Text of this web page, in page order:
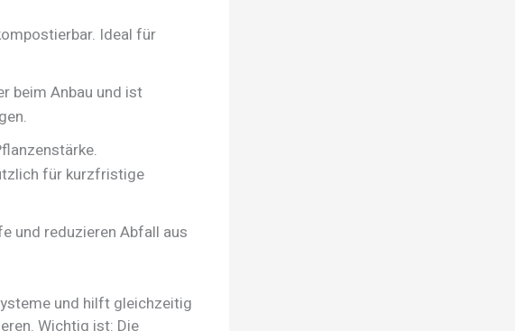
Ideal für
beim Anbau und ist
für kurzfristige
und reduzieren Abfall aus
und hilft gleichzeitig
Wichtig ist: Die